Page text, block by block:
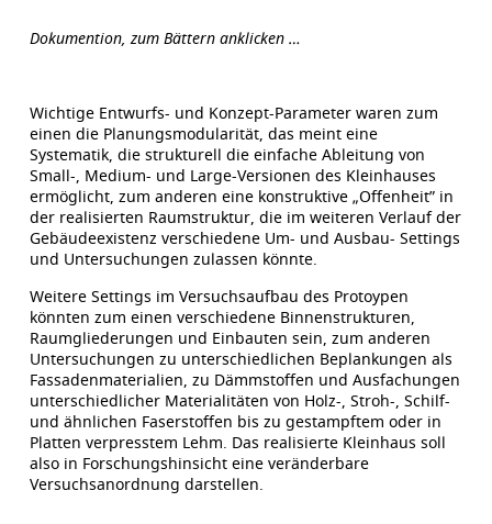
Dokumention, zum Bättern anklicken …
Wichtige Entwurfs- und Konzept-Parameter waren zum
einen die Planungsmodularität, das meint eine
Systematik, die strukturell die einfache Ableitung von
Small-, Medium- und Large-Versionen des Kleinhauses
ermöglicht, zum anderen eine konstruktive „Offenheit” in
der realisierten Raumstruktur, die im weiteren Verlauf der
Gebäudeexistenz verschiedene Um- und Ausbau- Settings
und Untersuchungen zulassen könnte.
Weitere Settings im Versuchsaufbau des Protoypen
könnten zum einen verschiedene Binnenstrukturen,
Raumgliederungen und Einbauten sein, zum anderen
Untersuchungen zu unterschiedlichen Beplankungen als
Fassadenmaterialien, zu Dämmstoffen und Ausfachungen
unterschiedlicher Materialitäten von Holz-, Stroh-, Schilf-
und ähnlichen Faserstoffen bis zu gestampftem oder in
Platten verpresstem Lehm. Das realisierte Kleinhaus soll
also in Forschungshinsicht eine veränderbare
Versuchsanordnung darstellen.